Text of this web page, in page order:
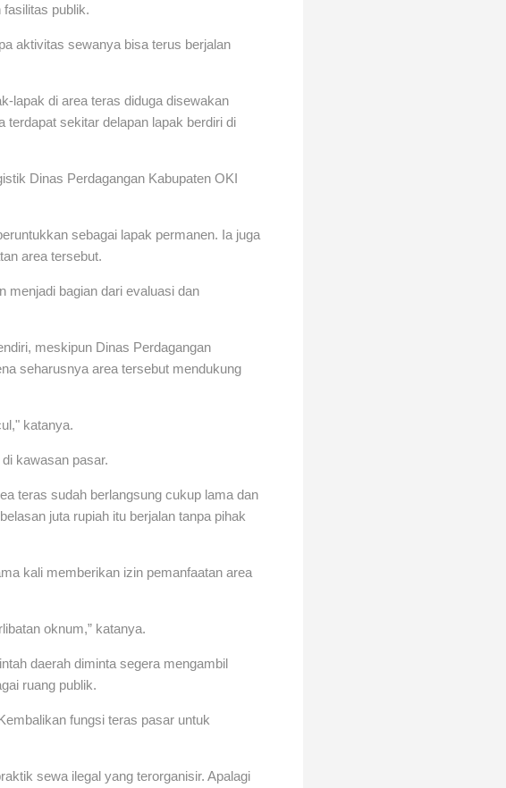
publik.
aktivitas sewanya bisa terus berjalan
lapak di area teras diduga disewakan
terdapat sekitar delapan lapak berdiri di
Dinas Perdagangan Kabupaten OKI
sebagai lapak permanen. Ia juga
area tersebut.
menjadi bagian dari evaluasi dan
meskipun Dinas Perdagangan
seharusnya area tersebut mendukung
katanya.
kawasan pasar.
teras sudah berlangsung cukup lama dan
juta rupiah itu berjalan tanpa pihak
kali memberikan izin pemanfaatan area
oknum,” katanya.
daerah diminta segera mengambil
ruang publik.
fungsi teras pasar untuk
sewa ilegal yang terorganisir. Apalagi